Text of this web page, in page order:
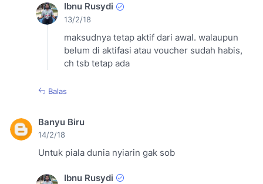
Ibnu Rusydi
13/2/18
maksudnya tetap aktif dari awal. walaupun
belum di aktifasi atau voucher sudah habis,
ch tsb tetap ada
Balas
Banyu Biru
14/2/18
Untuk piala dunia nyiarin gak sob
Ibnu Rusydi